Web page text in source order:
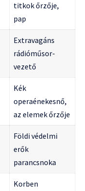
titkok őrzője,
pap
Extravagáns
rádióműsor-
vezető
Kék
operaénekesnő,
az elemek őrzője
Földi védelmi
erők
parancsnoka
Korben